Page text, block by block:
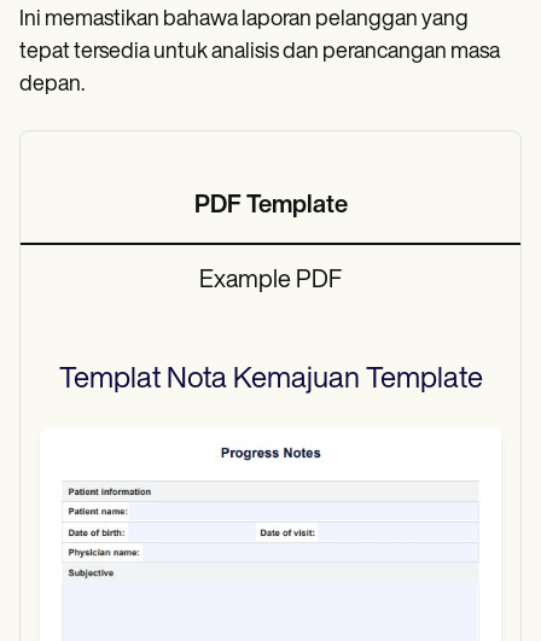
Ini memastikan bahawa laporan pelanggan yang
tepat tersedia untuk analisis dan perancangan masa
depan.
PDF Template
Example PDF
Templat Nota Kemajuan Template